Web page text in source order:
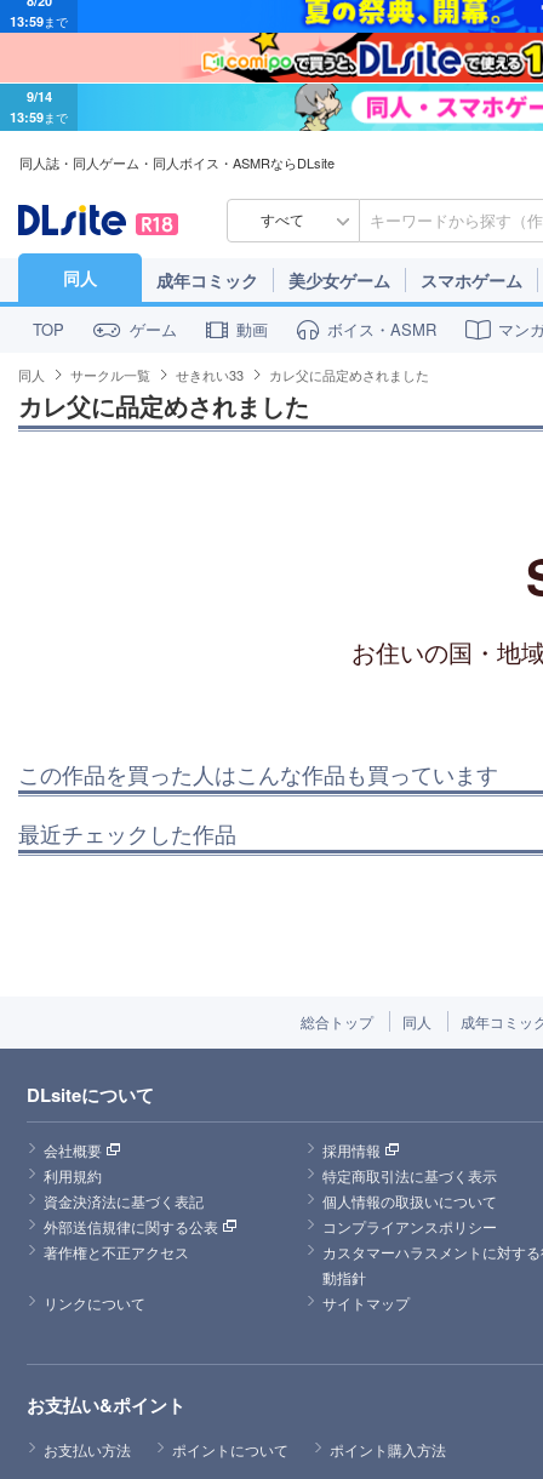
13:59まで
同人誌・同人ゲーム・同人ボイス・ASMRならDLsite
すべて
同人 成年コミック 美少女ゲーム スマホゲーム
TOP ゲーム 動画 ボイス・ASMR マン
同人 サークル一覧 せきれい33 カレ父に品定めされました
カレ父に品定めされました
お住いの国・地
この作品を買った人はこんな作品も買っています
最近チェックした作品
総合トップ 同人 成年コミッ
DLsiteについて
会社概要
採用情報
利用規約
特定商取引法に基づく表示
資金決済法に基づく表記
個人情報の取扱いについて
外部送信規律に関する公表
コンプライアンスポリシー
著作権と不正アクセス
カスタマーハラスメントに対す
動指針
リンクについて
サイトマップ
お支払い&ポイント
お支払い方法 ポイントについて ポイント購入方法